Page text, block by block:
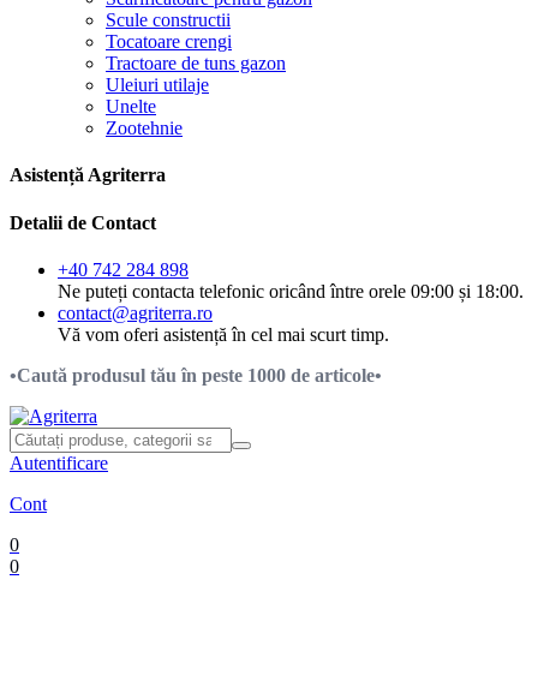
Scule constructii
Tocatoare crengi
Tractoare de tuns gazon
Uleiuri utilaje
Unelte
Zootehnie
Asistență Agriterra
Detalii de Contact
+40 742 284 898
Ne puteți contacta telefonic oricând între orele 09:00 și 18:00.
contact@agriterra.ro
Vă vom oferi asistență în cel mai scurt timp.
•Caută produsul tău în peste 1000 de articole•
Autentificare
Cont
0
0